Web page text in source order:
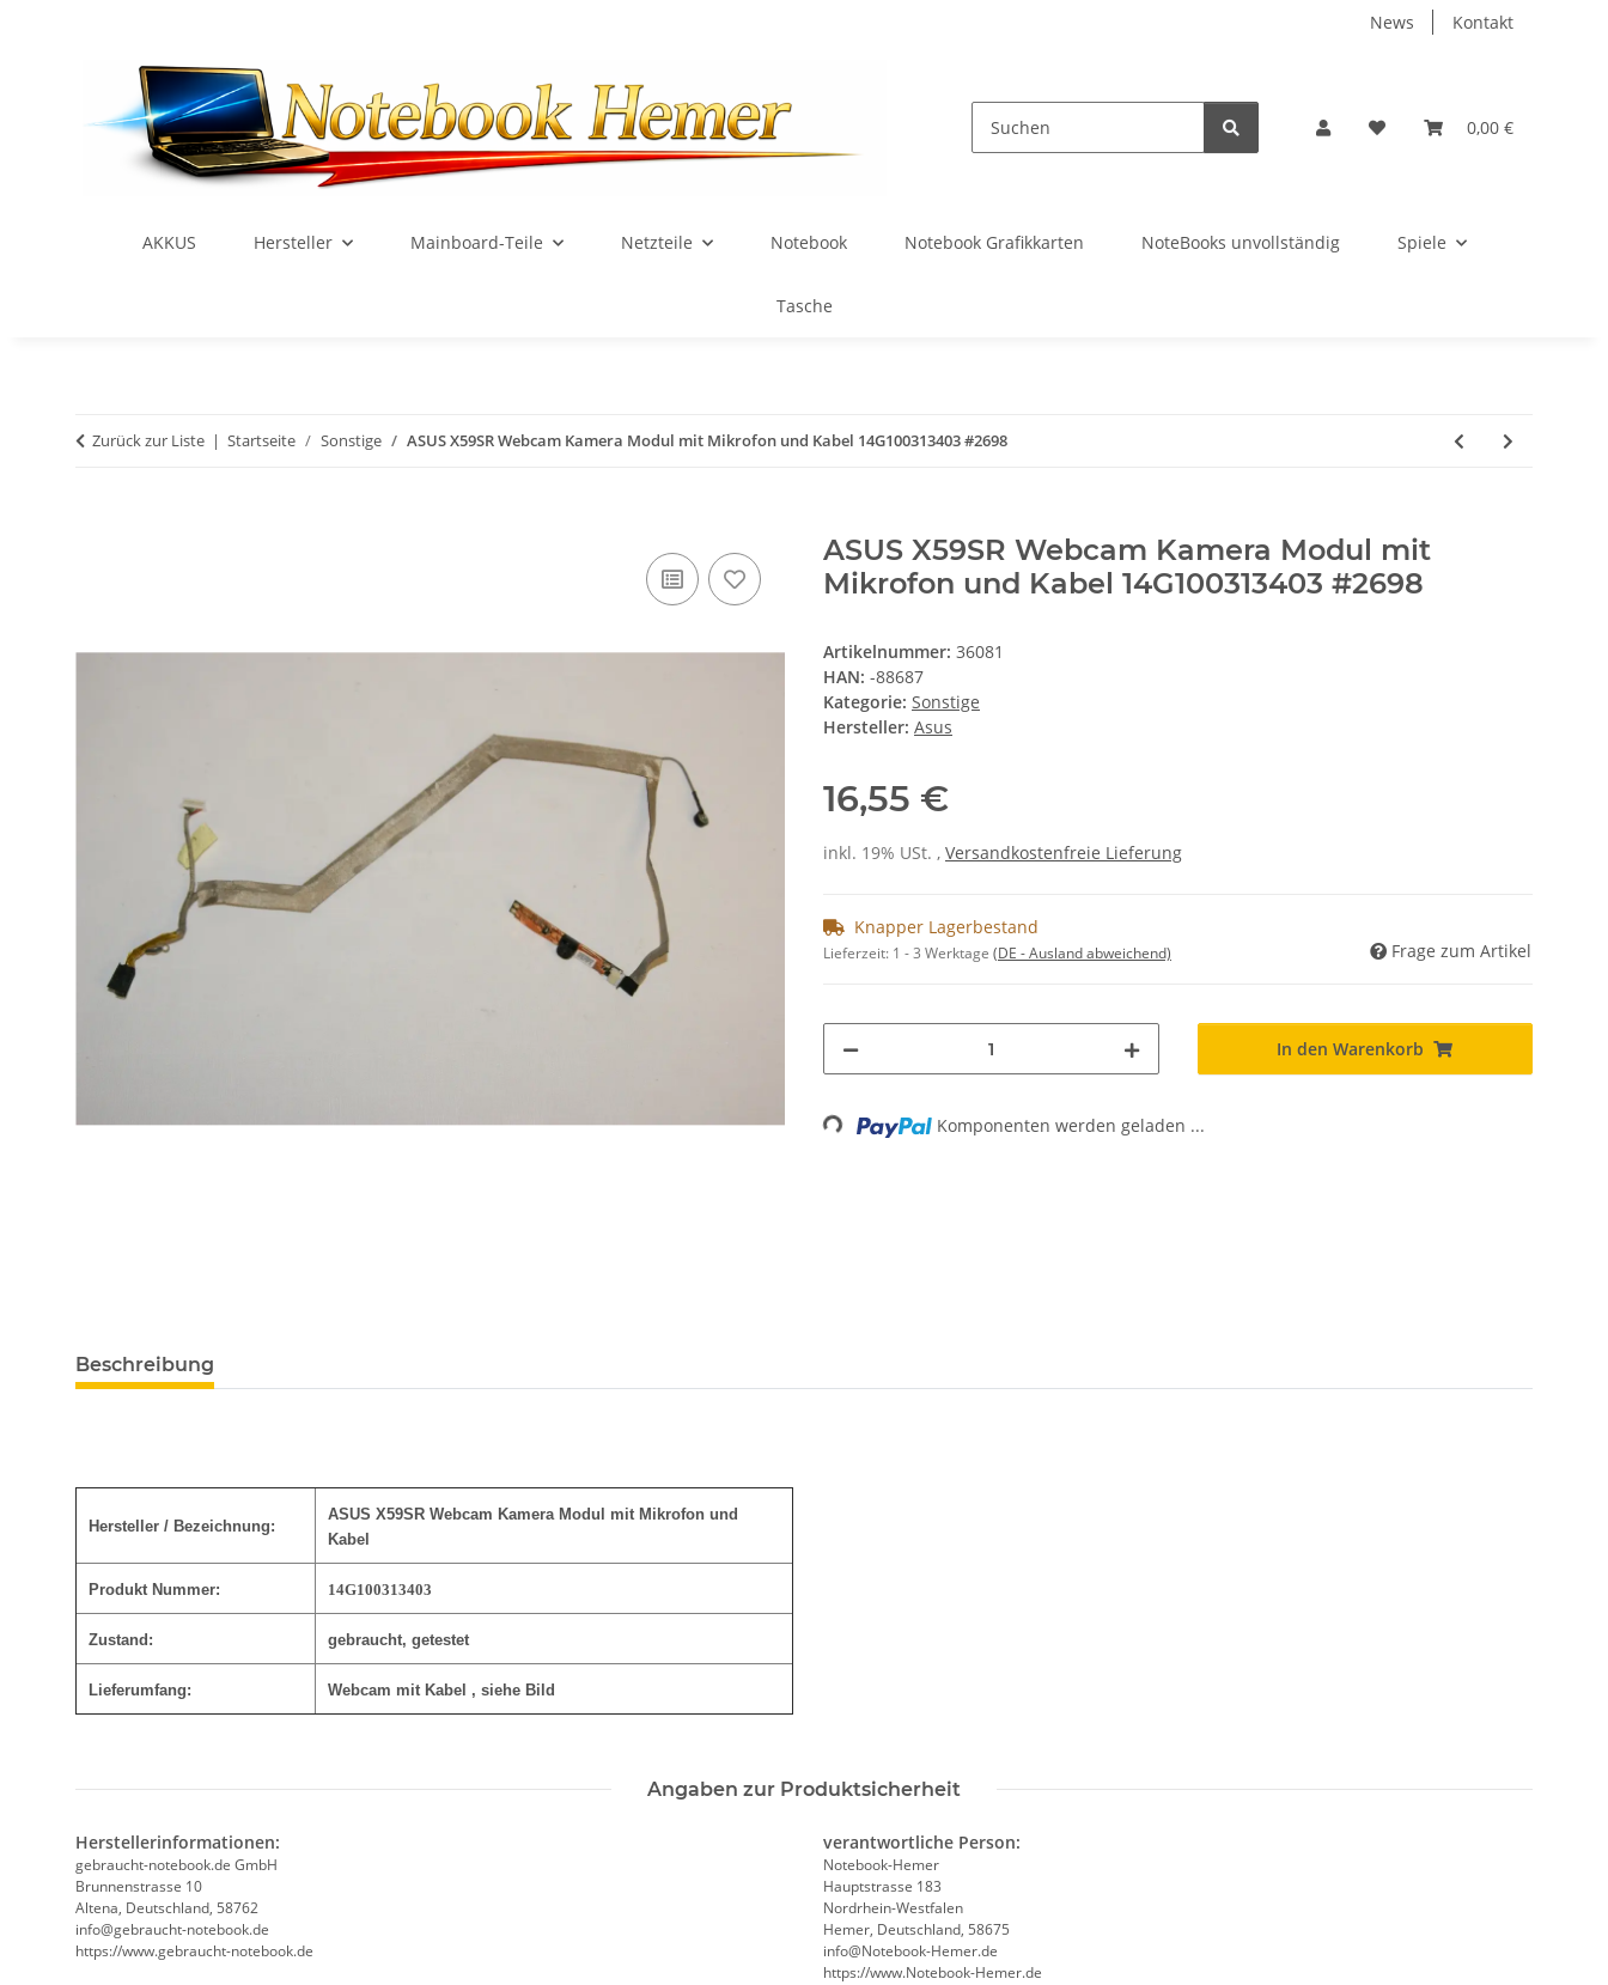
News Kontakt
0,00 €
AKKUS Hersteller Mainboard-Teile Netzteile Notebook Notebook Grafikkarten NoteBooks unvollständig Spiele
Tasche
Zurück zur Liste Startseite Sonstige ASUS X59SR Webcam Kamera Modul mit Mikrofon und Kabel 14G100313403 #2698
ASUS X59SR Webcam Kamera Modul mit
Mikrofon und Kabel 14G100313403 #2698
Artikelnummer: 36081
HAN: -88687
Kategorie: Sonstige
Hersteller: Asus
16,55 €
inkl. 19% USt. , Versandkostenfreie Lieferung
Knapper Lagerbestand
Lieferzeit: 1 - 3 Werktage (DE - Ausland abweichend) Frage zum Artikel
In den Warenkorb
Loading... Komponenten werden geladen ...
Beschreibung
Hersteller / Bezeichnung:
ASUS X59SR Webcam Kamera Modul mit Mikrofon und
Kabel
Produkt Nummer: 14G100313403
Zustand: gebraucht, getestet
Lieferumfang: Webcam mit Kabel , siehe Bild
Angaben zur Produktsicherheit
Herstellerinformationen:
gebraucht-notebook.de GmbH
Brunnenstrasse 10
Altena, Deutschland, 58762
info@gebraucht-notebook.de
https://www.gebraucht-notebook.de
verantwortliche Person:
Notebook-Hemer
Hauptstrasse 183
Nordrhein-Westfalen
Hemer, Deutschland, 58675
info@Notebook-Hemer.de
https://www.Notebook-Hemer.de